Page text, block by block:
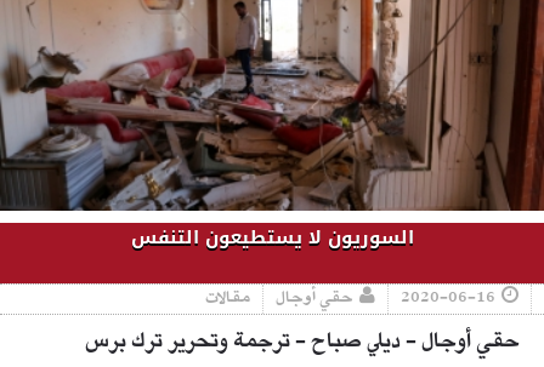
السوريون لا يستطيعون التنفس
2020-06-16 حقي أوجال مقالات
حقي أوجال - ديلي صباح - ترجمة وتحرير ترك برس